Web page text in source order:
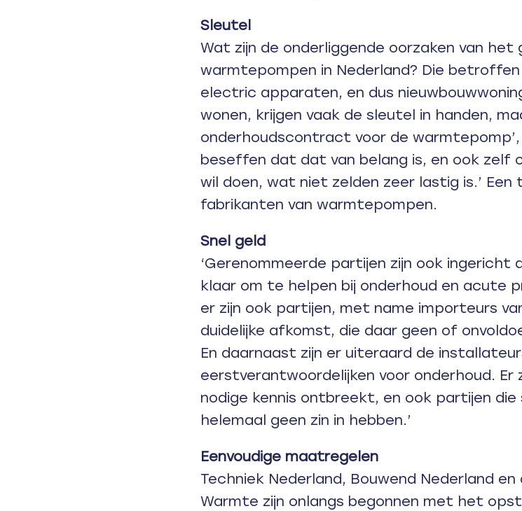
Sleutel
Wat zijn de onderliggende oorzaken van het
warmtepompen in Nederland? Die
electric apparaten, en dus
wonen, krijgen vaak de sleutel in handen,
onderhoudscontract voor de warmtepomp’,
beseffen dat dat van belang is, en ook zelf
wil doen, wat niet zelden zeer lastig is.’
fabrikanten van warmtepompen.
Snel geld
‘Gerenommeerde partijen zijn ook ingericht
klaar om te helpen bij onderhoud en acute
er zijn ook partijen, met name importeurs
duidelijke afkomst, die daar geen of
En daarnaast zijn er uiteraard de
eerstverantwoordelijken voor onderhoud. Er
nodige kennis ontbreekt, en ook partijen die
helemaal geen zin in hebben.’
Eenvoudige maatregelen
Techniek Nederland, Bouwend Nederland en
Warmte zijn onlangs begonnen met het